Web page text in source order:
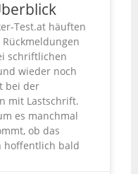
Test.at häuften
schriftlichen
wieder noch
bei der
mit Lastschrift.
es manchmal
ob das
hoffentlich bald